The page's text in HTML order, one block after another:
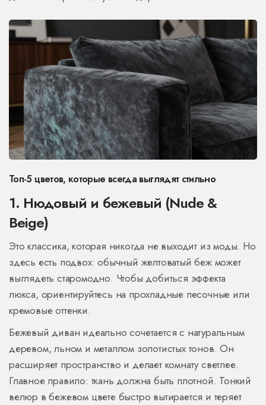
Топ-5 цветов, которые всегда выглядят стильно
1. Нюдовый и бежевый (Nude &
Beige)
Это классика, которая никогда не выходит из моды. Но
здесь есть подвох: обычный желтоватый беж может
выглядеть старомодно. Чтобы добиться эффекта
люкса, ориентируйтесь на прохладные песочные или
кремовые оттенки.
Бежевый диван идеально сочетается с натуральным
деревом, льном и металлом золотистых тонов. Он
расширяет пространство и делает комнату светлее.
Главное правило: ткань должна быть плотной. Тонкий
велюр в бежевом цвете быстро вытирается и теряет